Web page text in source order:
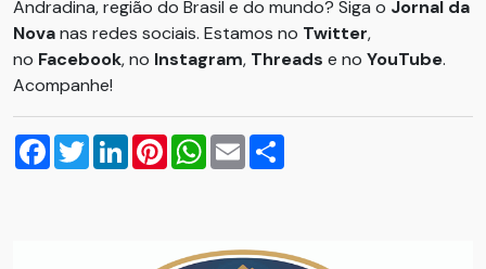
Andradina, região do Brasil e do mundo? Siga o Jornal da
Novanas redes sociais. Estamos no Twitter,
no Facebook, no Instagram, Threads e no YouTube.
Acompanhe!
Facebook
TwitterLinkedInPinterestWhatsApp
Email